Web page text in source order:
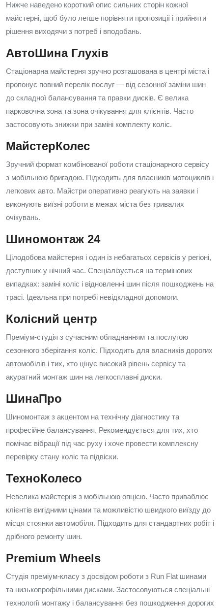
Нижче наведено короткий опис сильних сторін кожної
майстерні, щоб було легше порівняти пропозиції і прийняти
рішення виходячи з потреб і вподобань.
АвтоШина Глухів
Стаціонарна майстерня зручно розташована в центрі міста і
пропонує повний перелік послуг — від сезонної заміни шин
до складної балансування та правки дисків. Є велика
парковочна зона та зона очікування для клієнтів. Часто
застосовують знижки при заміні комплекту коліс.
МайстерКолес
Зручний формат комбінованої роботи стаціонарного сервісу
з мобільною бригадою. Підходить для власників мотоциклів і
легкових авто. Майстри оперативно реагують на заявки і
виконують виїзні роботи в межах міста без тривалих
очікувань.
Шиномонтаж 24
Цілодобова майстерня і один із небагатьох сервісів у регіоні,
доступних у нічний час. Спеціалізується на термінових
випадках: заміні коліс і відновленні шин після пошкоджень на
трасі. Ідеальна при потребі невідкладної допомоги.
Колісний центр
Преміум-студія з сучасним обладнанням та послугою
сезонного зберігання коліс. Підходить для власників дорогих
автомобілів і тих, хто цінує високий рівень сервісу та
акуратний монтаж шин на легкосплавні диски.
ШинаПро
Шиномонтаж з акцентом на технічну діагностику та
професійне балансування. Рекомендується для тих, хто
помічає вібрації під час руху і хоче провести комплексну
перевірку стану коліс та підвіски.
ТехноКолесо
Невелика майстерня з мобільною опцією. Часто приваблює
клієнтів вигідними цінами та можливістю швидкого виїзду до
місця стоянки автомобіля. Підходить для стандартних робіт і
дрібного ремонту шин.
Premium Wheels
Студія преміум-класу з досвідом роботи з Run Flat шинами
та низькопрофільними дисками. Застосовуються спеціальні
технології монтажу і балансування без пошкодження дорогих